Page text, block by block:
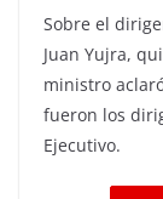
Sobre el
Juan Yujra,
ministro
fueron los
Ejecutivo.